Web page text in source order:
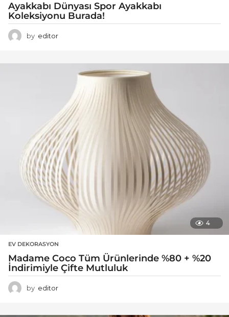
Ayakkabı Dünyası Spor Ayakkabı
Koleksiyonu Burada!
by editor
4
EV DEKORASYON
Madame Coco Tüm Ürünlerinde %80 + %20
İndirimiyle Çifte Mutluluk
by editor